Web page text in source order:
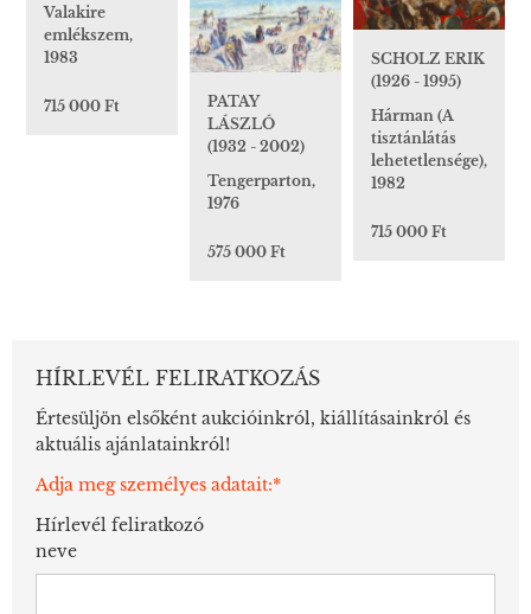
Valakire
emlékszem,
1983
715 000 Ft
SCHOLZ ERIK
(1926 - 1995)
Hárman (A
tisztánlátás
lehetetlensége),
1982
715 000 Ft
PATAY
LÁSZLÓ
(1932 - 2002)
Tengerparton,
1976
575 000 Ft
HÍRLEVÉL FELIRATKOZÁS
Értesüljön elsőként aukcióinkról, kiállításainkról és
aktuális ajánlatainkról!
Adja meg személyes adatait:*
Hírlevél feliratkozó
neve